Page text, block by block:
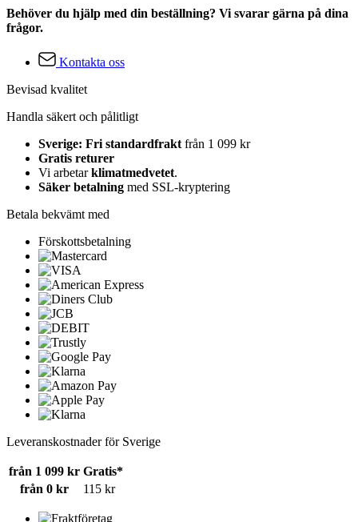
Behöver du hjälp med din beställning? Vi svarar gärna på dina
frågor.
Kontakta oss
Bevisad kvalitet
Handla säkert och pålitligt
Sverige: Fri standardfraktfrån 1 099 kr
Gratis returer
Vi arbetarklimatmedvetet.
Säker betalning med SSL-kryptering
Betala bekvämt med
Förskottsbetalning
Leveranskostnader för Sverige
från 1 099 kr Gratis*
från 0 kr
115 kr